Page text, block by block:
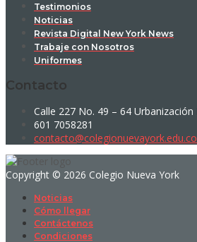
Testimonios
Noticias
Revista Digital New York News
Trabaje con Nosotros
Uniformes
Contacto
Calle 227 No. 49 – 64 Urbanización
601 7058281
contacto@colegionuevayork.edu.co
Copyright © 2026 Colegio Nueva York
Noticias
Cómo llegar
Contáctenos
Condiciones